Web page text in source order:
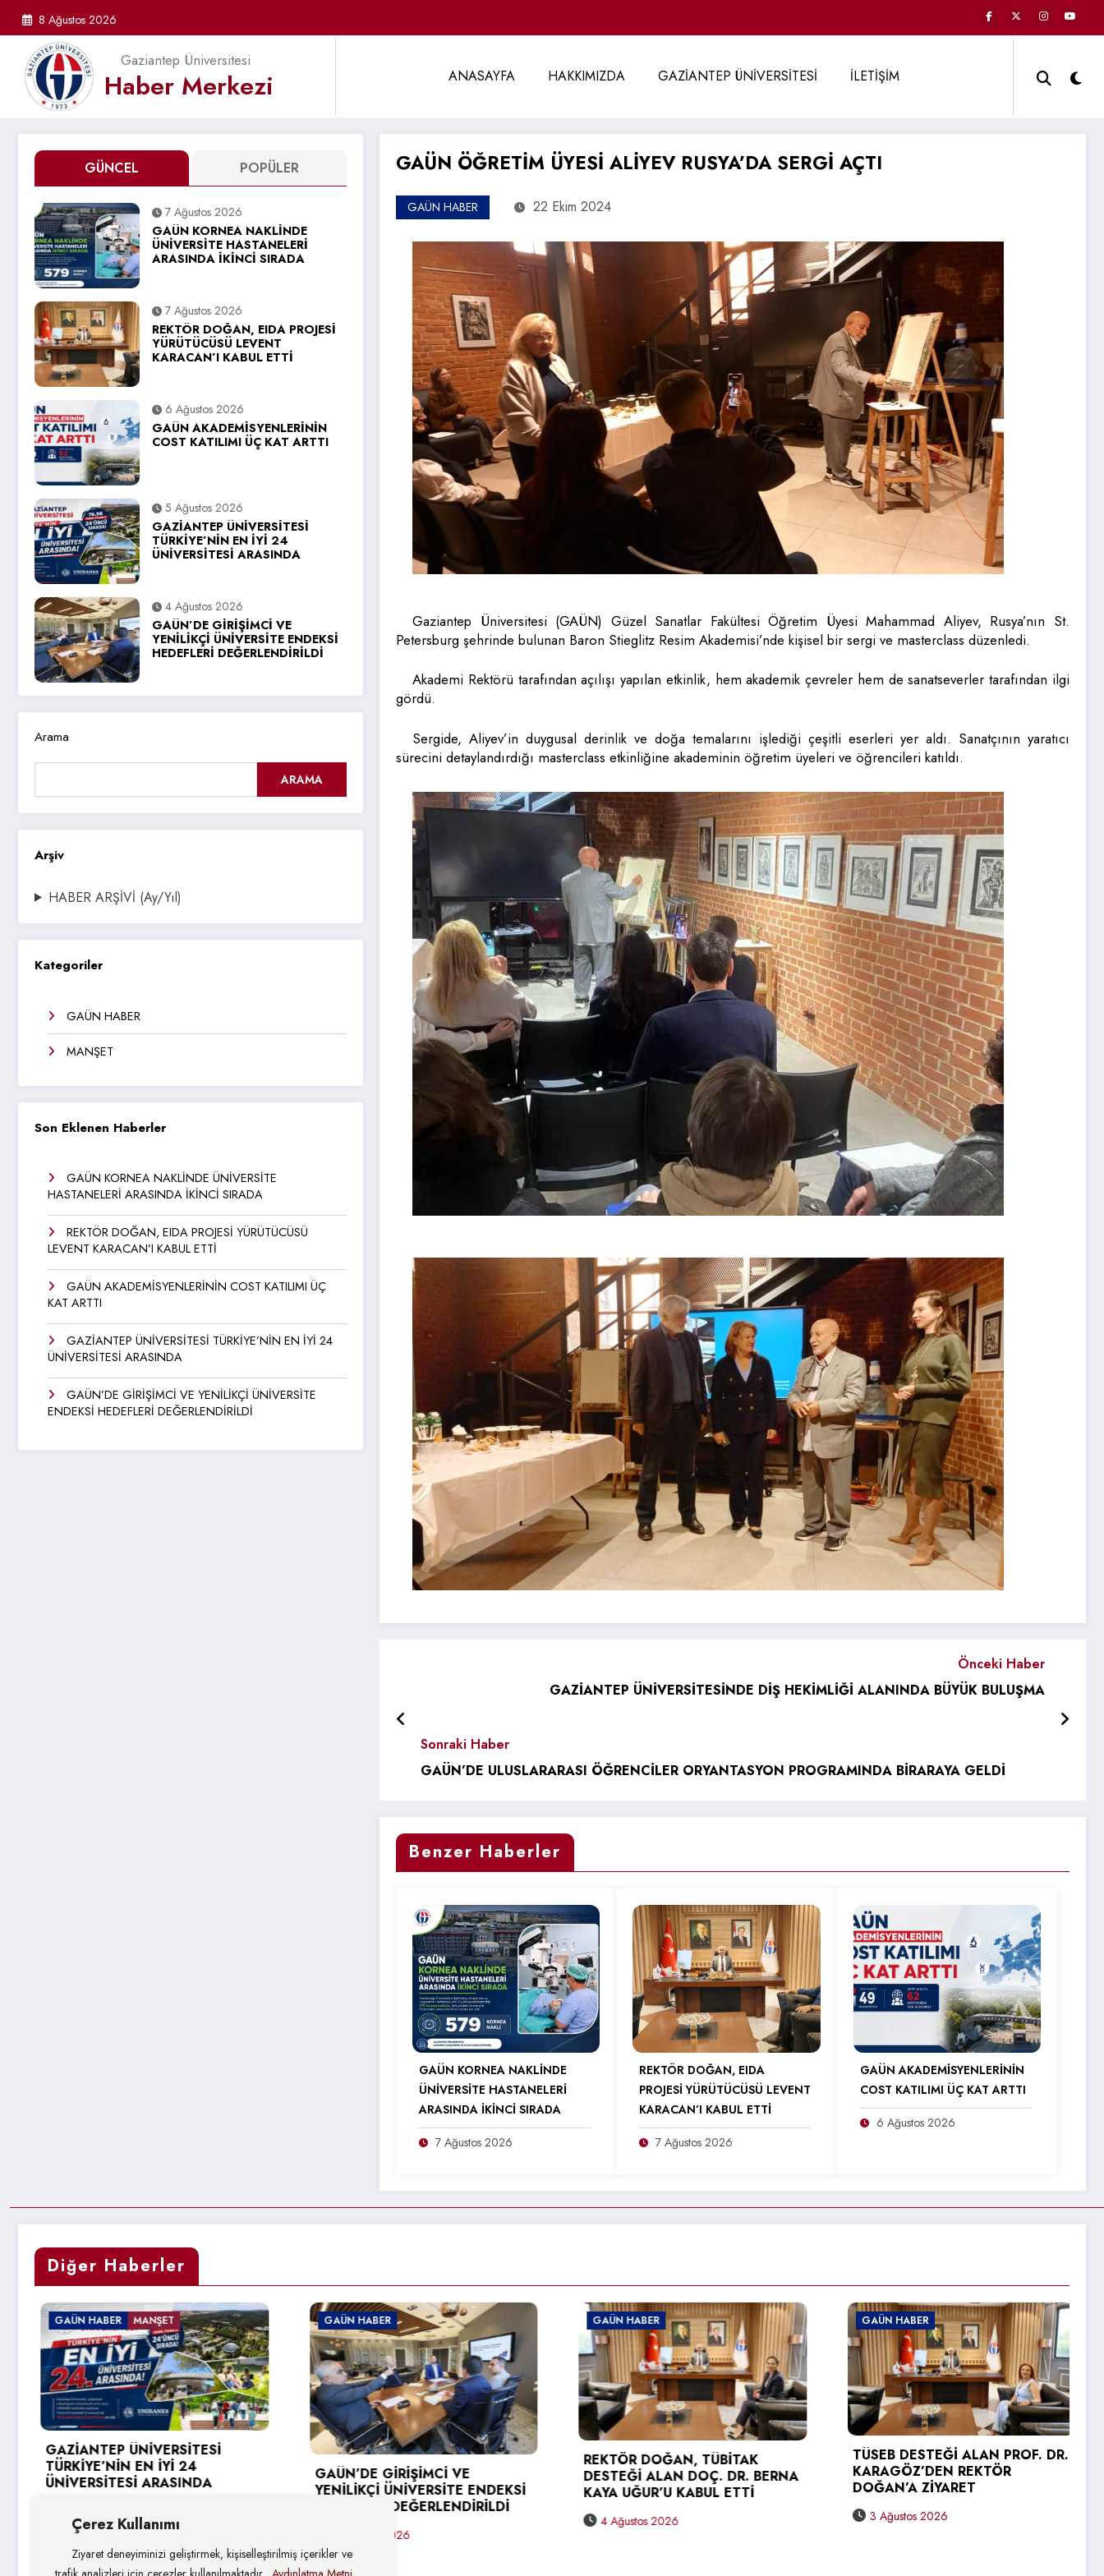
Çerez Kullanımı
Ziyaret deneyiminizi geliştirmek, kişiselleştirilmiş içerikler ve
8 Ağustos 2026
Gaziantep Üniversitesi
Haber Merkezi ANASAYFA HAKKIMIZDA GAZİANTEP ÜNİVERSİTESİ İLETİŞİM
GÜNCEL POPÜLER
7 Ağustos 2026
GAÜN KORNEA NAKLİNDE
ÜNİVERSİTE HASTANELERİ
ARASINDA İKİNCİ SIRADA
7 Ağustos 2026
REKTÖR DOĞAN, EIDA PROJESİ
YÜRÜTÜCÜSÜ LEVENT
KARACAN’I KABUL ETTİ
6 Ağustos 2026
GAÜN AKADEMİSYENLERİNİN
COST KATILIMI ÜÇ KAT ARTTI
5 Ağustos 2026
GAZİANTEP ÜNİVERSİTESİ
TÜRKİYE’NİN EN İYİ 24
ÜNİVERSİTESİ ARASINDA
4 Ağustos 2026
GAÜN’DE GİRİŞİMCİ VE
YENİLİKÇİ ÜNİVERSİTE ENDEKSİ
HEDEFLERİ DEĞERLENDİRİLDİ
Arama
ARAMA
Arşiv
HABER ARŞİVİ (Ay/Yıl)
Kategoriler
GAÜN HABER
MANŞET
Son Eklenen Haberler
GAÜN KORNEA NAKLİNDE ÜNİVERSİTE
HASTANELERİ ARASINDA İKİNCİ SIRADA
REKTÖR DOĞAN, EIDA PROJESİ YÜRÜTÜCÜSÜ
LEVENT KARACAN’I KABUL ETTİ
GAÜN AKADEMİSYENLERİNİN COST KATILIMI ÜÇ
KAT ARTTI
GAZİANTEP ÜNİVERSİTESİ TÜRKİYE’NİN EN İYİ 24
ÜNİVERSİTESİ ARASINDA
GAÜN’DE GİRİŞİMCİ VE YENİLİKÇİ ÜNİVERSİTE
ENDEKSİ HEDEFLERİ DEĞERLENDİRİLDİ
GAÜN ÖĞRETİM ÜYESİ ALİYEV RUSYA’DA SERGİ AÇTI
GAÜN HABER 22 Ekim 2024
Gaziantep Üniversitesi (GAÜN) Güzel Sanatlar Fakültesi Öğretim Üyesi Mahammad Aliyev, Rusya’nın St.
Petersburg şehrinde bulunan Baron Stieglitz Resim Akademisi’nde kişisel bir sergi ve masterclass düzenledi.
Akademi Rektörü tarafından açılışı yapılan etkinlik, hem akademik çevreler hem de sanatseverler tarafından ilgi
gördü.
Sergide, Aliyev’in duygusal derinlik ve doğa temalarını işlediği çeşitli eserleri yer aldı. Sanatçının yaratıcı
sürecini detaylandırdığı masterclass etkinliğine akademinin öğretim üyeleri ve öğrencileri katıldı.
Önceki Haber
GAZİANTEP ÜNİVERSİTESİNDE DİŞ HEKİMLİĞİ ALANINDA BÜYÜK BULUŞMA
Sonraki Haber
GAÜN’DE ULUSLARARASI ÖĞRENCİLER ORYANTASYON PROGRAMINDA BİRARAYA GELDİ
Benzer Haberler
GAÜN KORNEA NAKLİNDE
ÜNİVERSİTE HASTANELERİ
ARASINDA İKİNCİ SIRADA
7 Ağustos 2026
REKTÖR DOĞAN, EIDA
PROJESİ YÜRÜTÜCÜSÜ LEVENT
KARACAN’I KABUL ETTİ
7 Ağustos 2026
GAÜN AKADEMİSYENLERİNİN
COST KATILIMI ÜÇ KAT ARTTI
6 Ağustos 2026
Diğer Haberler
GAÜN HABER
GAÜN’DE GİRİŞİMCİ VE
YENİLİKÇİ ÜNİVERSİTE ENDEKSİ
4 Ağustos 2026
GAÜN HABER
REKTÖR DOĞAN, TÜBİTAK
DESTEĞİ ALAN DOÇ. DR. BERNA
KAYA UĞUR’U KABUL ETTİ
GAÜN HABER
TÜSEB DESTEĞİ ALAN PROF. DR.
KARAGÖZ’DEN REKTÖR
DOĞAN’A ZİYARET
3 Ağustos 2026
GAÜN HABER
GAÜN TEKNİK BİLİMLER MESLEK
YÜKSEKOKULU’NDA MEZUNİYET
SEVİNCİ